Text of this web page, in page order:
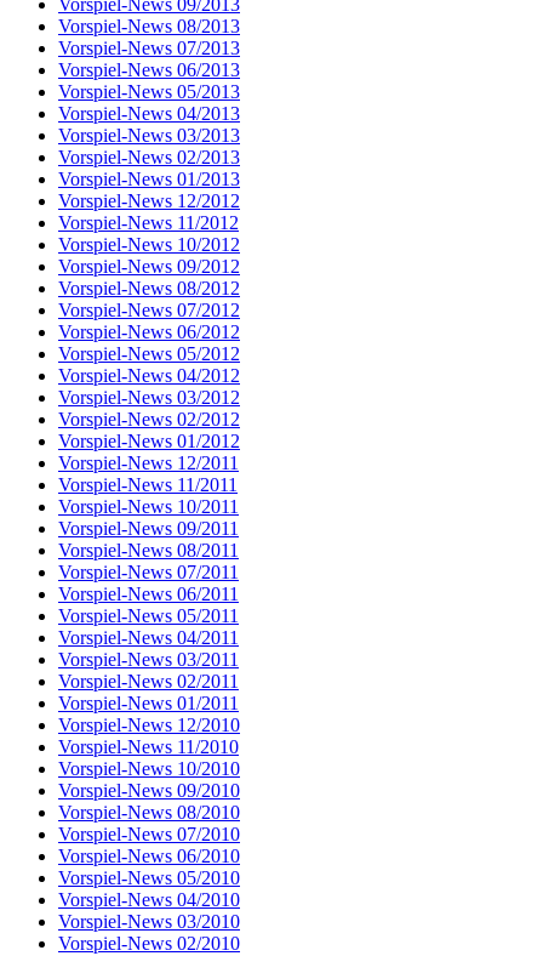
Vorspiel-News 09/2013
Vorspiel-News 08/2013
Vorspiel-News 07/2013
Vorspiel-News 06/2013
Vorspiel-News 05/2013
Vorspiel-News 04/2013
Vorspiel-News 03/2013
Vorspiel-News 02/2013
Vorspiel-News 01/2013
Vorspiel-News 12/2012
Vorspiel-News 11/2012
Vorspiel-News 10/2012
Vorspiel-News 09/2012
Vorspiel-News 08/2012
Vorspiel-News 07/2012
Vorspiel-News 06/2012
Vorspiel-News 05/2012
Vorspiel-News 04/2012
Vorspiel-News 03/2012
Vorspiel-News 02/2012
Vorspiel-News 01/2012
Vorspiel-News 12/2011
Vorspiel-News 11/2011
Vorspiel-News 10/2011
Vorspiel-News 09/2011
Vorspiel-News 08/2011
Vorspiel-News 07/2011
Vorspiel-News 06/2011
Vorspiel-News 05/2011
Vorspiel-News 04/2011
Vorspiel-News 03/2011
Vorspiel-News 02/2011
Vorspiel-News 01/2011
Vorspiel-News 12/2010
Vorspiel-News 11/2010
Vorspiel-News 10/2010
Vorspiel-News 09/2010
Vorspiel-News 08/2010
Vorspiel-News 07/2010
Vorspiel-News 06/2010
Vorspiel-News 05/2010
Vorspiel-News 04/2010
Vorspiel-News 03/2010
Vorspiel-News 02/2010